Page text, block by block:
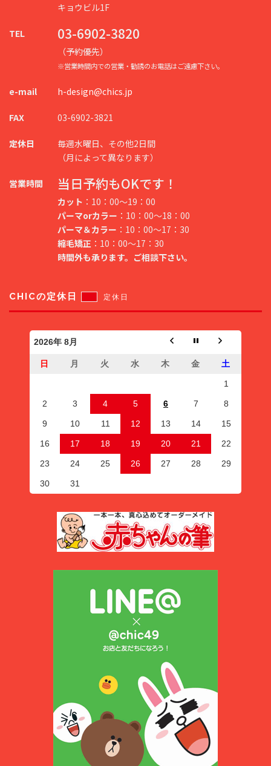
キョウビル1F
TEL 03-6902-3820
（予約優先）
※営業時間内での営業・勧誘のお電話はご遠慮下さい。
e-mail h-design@chics.jp
FAX 03-6902-3821
定休日
毎週水曜日、その他2日間
（月によって異なります）
営業時間 当日予約もOKです！
カット ：10：00～19：00
パーマorカラー ：10：00～18：00
パーマ＆カラー ：10：00～17：30
縮毛矯正 ：10：00～17：30
時間外も承ります。ご相談下さい。
CHICの定休日 定休日
2026年 8月
日 月 火 水 木 金 土
1
2 3 4 5 6 7 8
9 10 11 12 13 14 15
16 17 18 19 20 21 22
23 24 25 26 27 28 29
30 31